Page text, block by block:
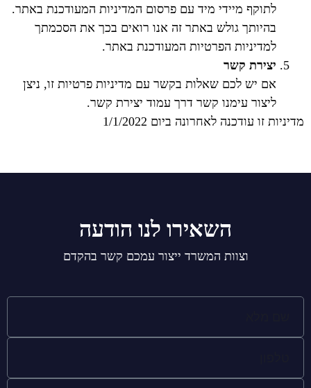
לתוקף מיידי מיד עם פרסום המדיניות המעודכנת באתר.
בהיותך גולש באתר זה אנו רואים בכך את הסכמתך
למדיניות הפרטיות המעודכנת באתר.
יצירת קשר
אם יש לכם שאלות בקשר עם מדיניות פרטיות זו, ניצן
ליצור עימנו קשר דרך עמוד יצירת קשר.
מדיניות זו עודכנה לאחרונה ביום 1/1/2022
השאירו לנו הודעה
וצוות המשרד ייצור עמכם קשר בהקדם